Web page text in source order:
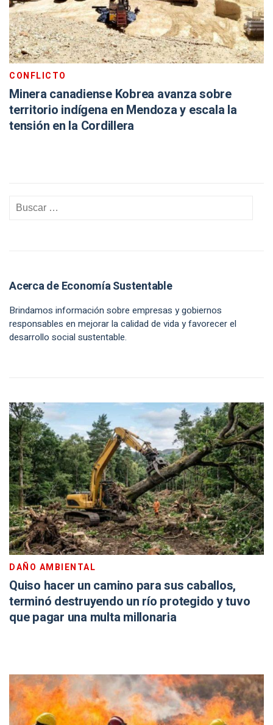
CONFLICTO
Minera canadiense Kobrea avanza sobre
territorio indígena en Mendoza y escala la
tensión en la Cordillera
Acerca de Economía Sustentable
Brindamos información sobre empresas y gobiernos
responsables en mejorar la calidad de vida y favorecer el
desarrollo social sustentable.
DAÑO AMBIENTAL
Quiso hacer un camino para sus caballos,
terminó destruyendo un río protegido y tuvo
que pagar una multa millonaria